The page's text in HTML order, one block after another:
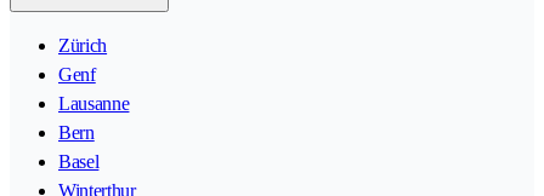
Zürich
Genf
Lausanne
Bern
Basel
Winterthur